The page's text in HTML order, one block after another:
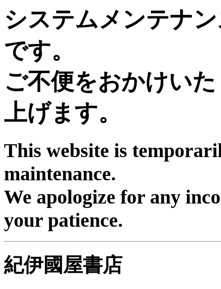
システムメンテナ
です。
ご不便をおかけい
上げます。
This website is
maintenance.
We apologize for any
your patience.
紀伊國屋書店